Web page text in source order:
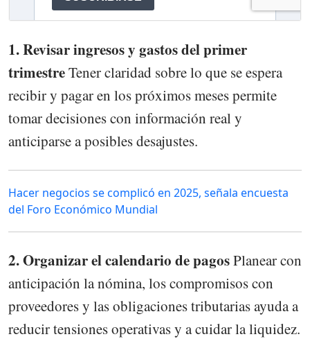
1. Revisar ingresos y gastos del primer
trimestreTener claridad sobre lo que se espera
recibir y pagar en los próximos meses permite
tomar decisiones con información real y
anticiparse a posibles desajustes.
Hacer negocios se complicó en 2025, señala encuesta
del Foro Económico Mundial
2. Organizar el calendario de pagosPlanear con
anticipación la nómina, los compromisos con
proveedores y las obligaciones tributarias ayuda a
reducir tensiones operativas y a cuidar la liquidez.